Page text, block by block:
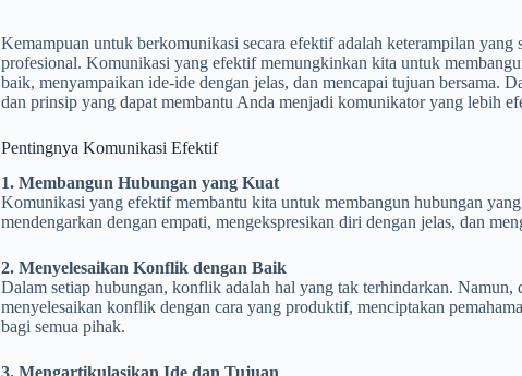
Kemampuan untuk berkomunikasi secara efektif adalah keterampilan
profesional. Komunikasi yang efektif memungkinkan kita untuk
baik, menyampaikan ide-ide dengan jelas, dan mencapai tujuan bersama.
dan prinsip yang dapat membantu Anda menjadi komunikator yang lebih
Pentingnya Komunikasi Efektif
1. Membangun Hubungan yang Kuat
Komunikasi yang efektif membantu kita untuk membangun hubungan
mendengarkan dengan empati, mengekspresikan diri dengan jelas, dan
2. Menyelesaikan Konflik dengan Baik
Dalam setiap hubungan, konflik adalah hal yang tak terhindarkan.
menyelesaikan konflik dengan cara yang produktif, menciptakan
bagi semua pihak.